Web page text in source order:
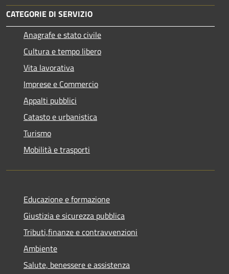
CATEGORIE DI SERVIZIO
Anagrafe e stato civile
Cultura e tempo libero
Vita lavorativa
Imprese e Commercio
Appalti pubblici
Catasto e urbanistica
Turismo
Mobilità e trasporti
Educazione e formazione
Giustizia e sicurezza pubblica
Tributi,finanze e contravvenzioni
Ambiente
Salute, benessere e assistenza